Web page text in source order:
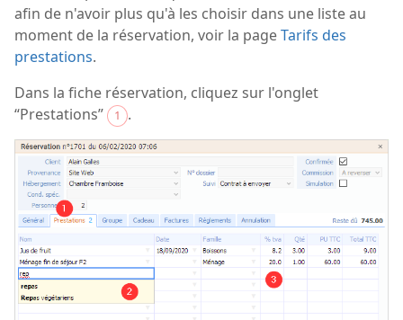
afin de n'avoir plus qu'à les choisir dans une liste au
moment de la réservation, voir la pageTarifs des
prestations.
Dans la fiche réservation, cliquez sur l'onglet
“Prestations”
1 .